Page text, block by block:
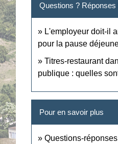
Questions ? Réponses
L'employeur doit-il
pour la pause
Titres-restaurant
publique : quelles
Pour en savoir plus
Questions-